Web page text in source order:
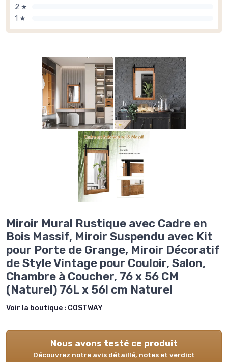
2 ★
1 ★
Miroir Mural Rustique avec Cadre en
Bois Massif, Miroir Suspendu avec Kit
pour Porte de Grange, Miroir Décoratif
de Style Vintage pour Couloir, Salon,
Chambre à Coucher, 76 x 56 CM
(Naturel) 76L x 56l cm Naturel
Voir la boutique : COSTWAY
Nous avons testé ce produit
Découvrez notre avis détaillé, notes et verdict